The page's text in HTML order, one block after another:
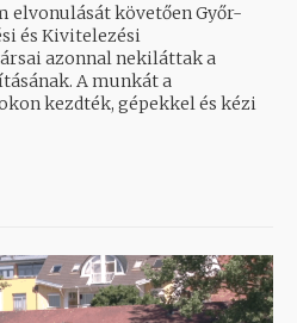
elvonulását követően Győr-
és Kivitelezési
azonnal nekiláttak a
A munkát a
kezdték, gépekkel és kézi